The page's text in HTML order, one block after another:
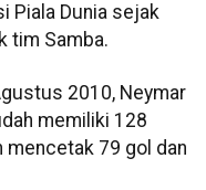
Piala Dunia sejak
tim Samba.
2010, Neymar
memiliki 128
mencetak 79 gol dan